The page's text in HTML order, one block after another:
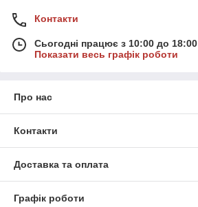
Контакти
Сьогодні працює з 10:00 до 18:00
Показати весь графік роботи
Про нас
Контакти
Доставка та оплата
Графік роботи